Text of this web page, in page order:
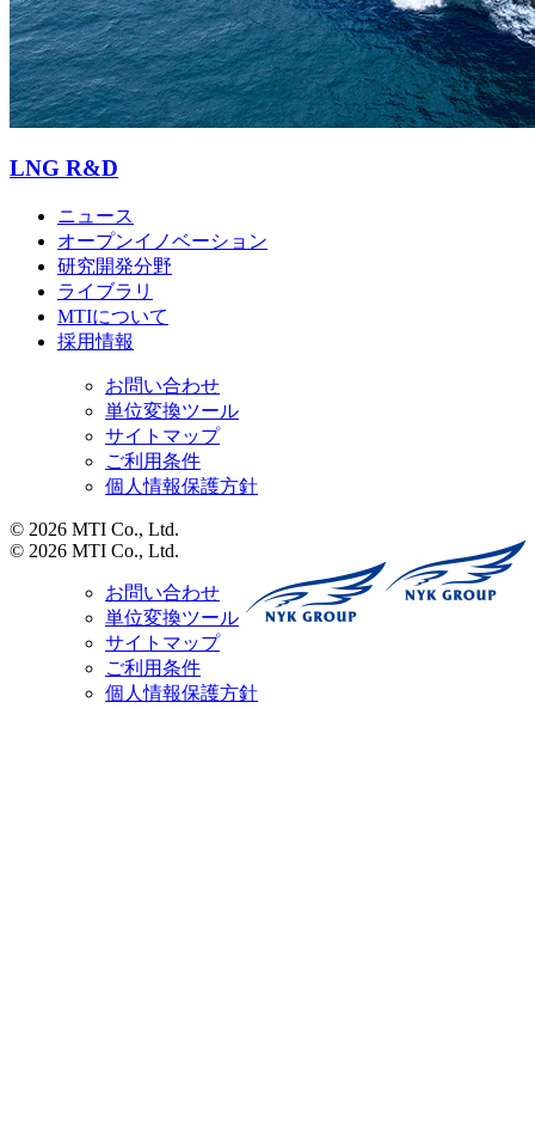
LNG R&D
ニュース
オープンイノベーション
研究開発分野
ライブラリ
MTIについて
採用情報
お問い合わせ
単位変換ツール
サイトマップ
ご利用条件
個人情報保護方針
© 2026 MTI Co., Ltd.
© 2026 MTI Co., Ltd.
お問い合わせ
単位変換ツール
サイトマップ
ご利用条件
個人情報保護方針